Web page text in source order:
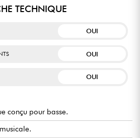
TECHNIQUE
OUI
OUI
OUI
conçu pour basse.